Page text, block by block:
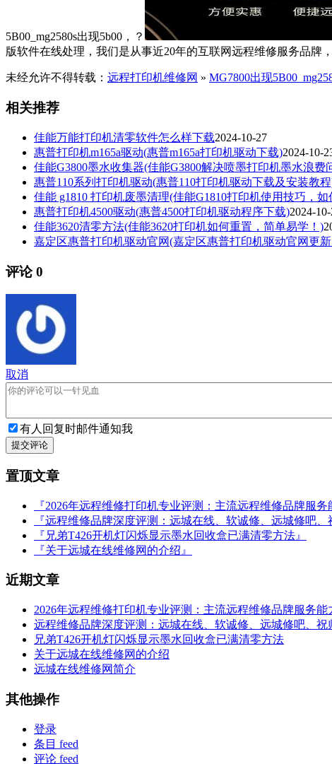
5B00_mg2580s出现5b00，？
版软件在线处理，我们是从事近20年的互联网远程维修服务品
未经允许不得转载： 远程打印机维修网 » MG7800出现
相关推荐
佳能万能打印机清零软件怎么样下载2024-10-27
惠普打印机m165a驱动(惠普m165a打印机驱动下载)2024-10-
佳能G3800墨水收集器(佳能G3800解决喷墨打印机墨水浪费
惠普110系列打印机驱动(惠普110打印机驱动下载及安装教
佳能 g1810 打印机废墨清理(佳能G1810打印机使用技巧，
惠普打印机4500驱动(惠普4500打印机驱动程序下载)2024-
佳能3620清零方法(佳能3620打印机如何重置，简单易学！)
嘉定区惠普打印机驱动官网(嘉定区惠普打印机驱动官网更
评论0
取消
有人回复时邮件通知我
提交评论
置顶文章
『2026年远程维修打印机专业评测：主流远程维修品牌服务
『远程维修品牌深度评测：远城在线、软诚修、远城修吧、
『兄弟T426开机灯闪烁显示墨水回收盒已满清零方法』
『关于远城在线维修网的介绍』
近期文章
2026年远程维修打印机专业评测：主流远程维修品牌服务能
远程维修品牌深度评测：远城在线、软诚修、远城修吧、祝
兄弟T426开机灯闪烁显示墨水回收盒已满清零方法
关于远城在线维修网的介绍
远城在线维修网简介
其他操作
登录
条目 feed
评论 feed